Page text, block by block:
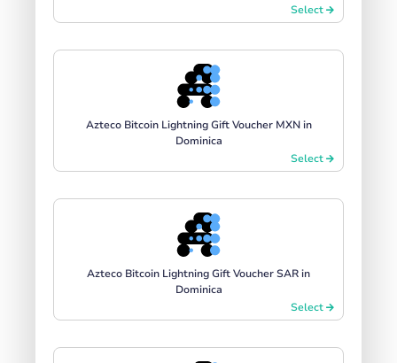
Select
Azteco Bitcoin Lightning Gift Voucher MXN in
Dominica
Select
Azteco Bitcoin Lightning Gift Voucher SAR in
Dominica
Select